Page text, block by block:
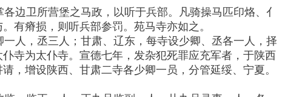
边卫所营堡之马政，以听于兵部。凡骑操马匹印烙、亻
有瘠损，则听兵部参罚。苑马寺亦如之。
人，丞三人；甘肃、辽东，每寺设少卿、丞各一人，择
寺为太仆寺。宣德七年，发杂犯死罪应充军者，于陕西
，增设陕西、甘肃二寺各少卿一员，分管延绥、宁夏。